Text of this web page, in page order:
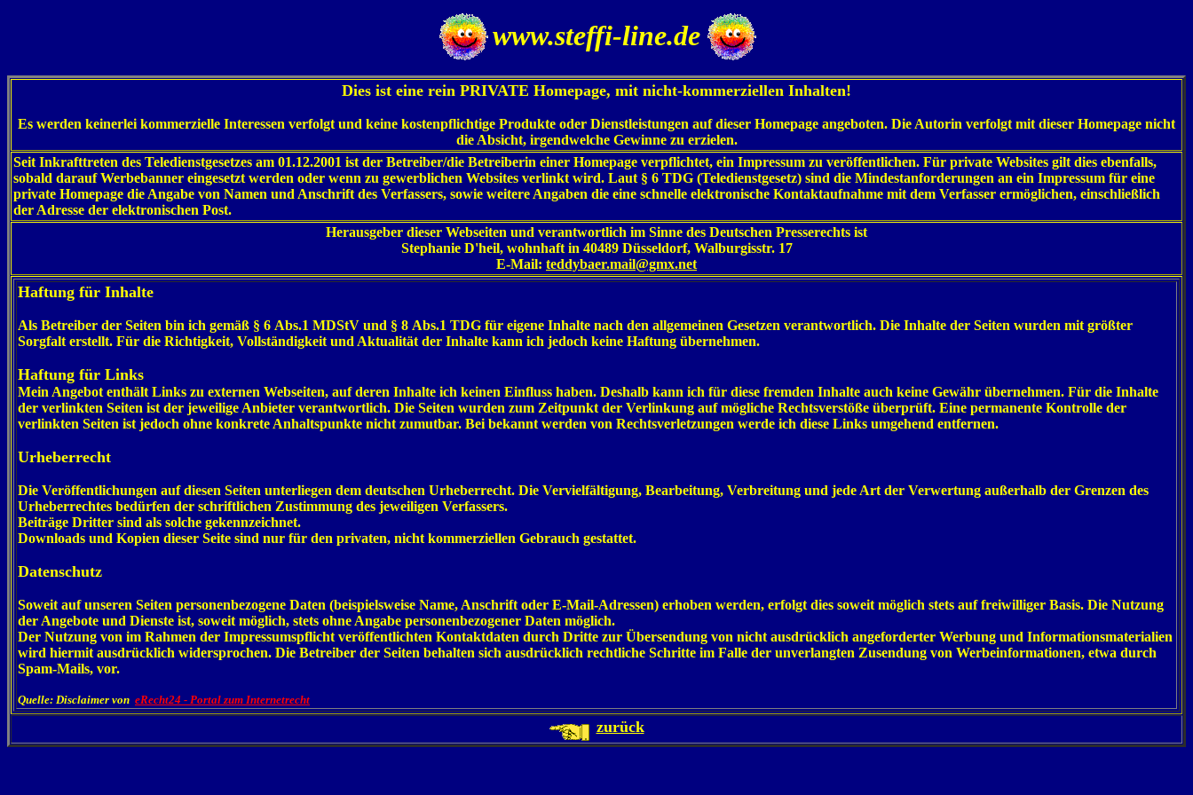
www.steffi-line.de
Dies ist eine rein PRIVATE Homepage, mit nicht-kommerziellen Inhalten!
Es werden keinerlei kommerzielle Interessen verfolgt und keine kostenpflichtige Produkte oder Dienstleistungen auf dieser Homepage angeboten. Die Autorin verfolgt mit dieser Homepage nicht
die Absicht, irgendwelche Gewinne zu erzielen.
Seit Inkrafttreten des Teledienstgesetzes am 01.12.2001 ist der Betreiber/die Betreiberin einer Homepage verpflichtet, ein Impressum zu veröffentlichen. Für private Websites gilt dies ebenfalls,
sobald darauf Werbebanner eingesetzt werden oder wenn zu gewerblichen Websites verlinkt wird. Laut § 6 TDG (Teledienstgesetz) sind die Mindestanforderungen an ein Impressum für eine
private Homepage die Angabe von Namen und Anschrift des Verfassers, sowie weitere Angaben die eine schnelle elektronische Kontaktaufnahme mit dem Verfasser ermöglichen, einschließlich
der Adresse der elektronischen Post.
Herausgeber dieser Webseiten und verantwortlich im Sinne des Deutschen Presserechts ist
Stephanie D'heil, wohnhaft in 40489 Düsseldorf, Walburgisstr. 17
E-Mail: teddybaer.mail@gmx.net
Haftung für Inhalte
Als Betreiber der Seiten bin ich gemäß § 6 Abs.1 MDStV und § 8 Abs.1 TDG für eigene Inhalte nach den allgemeinen Gesetzen verantwortlich. Die Inhalte der Seiten wurden mit größter
Sorgfalt erstellt. Für die Richtigkeit, Vollständigkeit und Aktualität der Inhalte kann ich jedoch keine Haftung übernehmen.
Haftung für Links
Mein Angebot enthält Links zu externen Webseiten, auf deren Inhalte ich keinen Einfluss haben. Deshalb kann ich für diese fremden Inhalte auch keine Gewähr übernehmen. Für die Inhalte
der verlinkten Seiten ist der jeweilige Anbieter verantwortlich. Die Seiten wurden zum Zeitpunkt der Verlinkung auf mögliche Rechtsverstöße überprüft. Eine permanente Kontrolle der
verlinkten Seiten ist jedoch ohne konkrete Anhaltspunkte nicht zumutbar. Bei bekannt werden von Rechtsverletzungen werde ich diese Links umgehend entfernen.
Urheberrecht
Die Veröffentlichungen auf diesen Seiten unterliegen dem deutschen Urheberrecht. Die Vervielfältigung, Bearbeitung, Verbreitung und jede Art der Verwertung außerhalb der Grenzen des
Urheberrechtes bedürfen der schriftlichen Zustimmung des jeweiligen Verfassers.
Beiträge Dritter sind als solche gekennzeichnet.
Downloads und Kopien dieser Seite sind nur für den privaten, nicht kommerziellen Gebrauch gestattet.
Datenschutz
Soweit auf unseren Seiten personenbezogene Daten (beispielsweise Name, Anschrift oder E-Mail-Adressen) erhoben werden, erfolgt dies soweit möglich stets auf freiwilliger Basis. Die Nutzung
der Angebote und Dienste ist, soweit möglich, stets ohne Angabe personenbezogener Daten möglich.
Der Nutzung von im Rahmen der Impressumspflicht veröffentlichten Kontaktdaten durch Dritte zur Übersendung von nicht ausdrücklich angeforderter Werbung und Informationsmaterialien
wird hiermit ausdrücklich widersprochen. Die Betreiber der Seiten behalten sich ausdrücklich rechtliche Schritte im Falle der unverlangten Zusendung von Werbeinformationen, etwa durch
Spam-Mails, vor.
Quelle: Disclaimer von eRecht24 - Portal zum Internetrecht
zurück